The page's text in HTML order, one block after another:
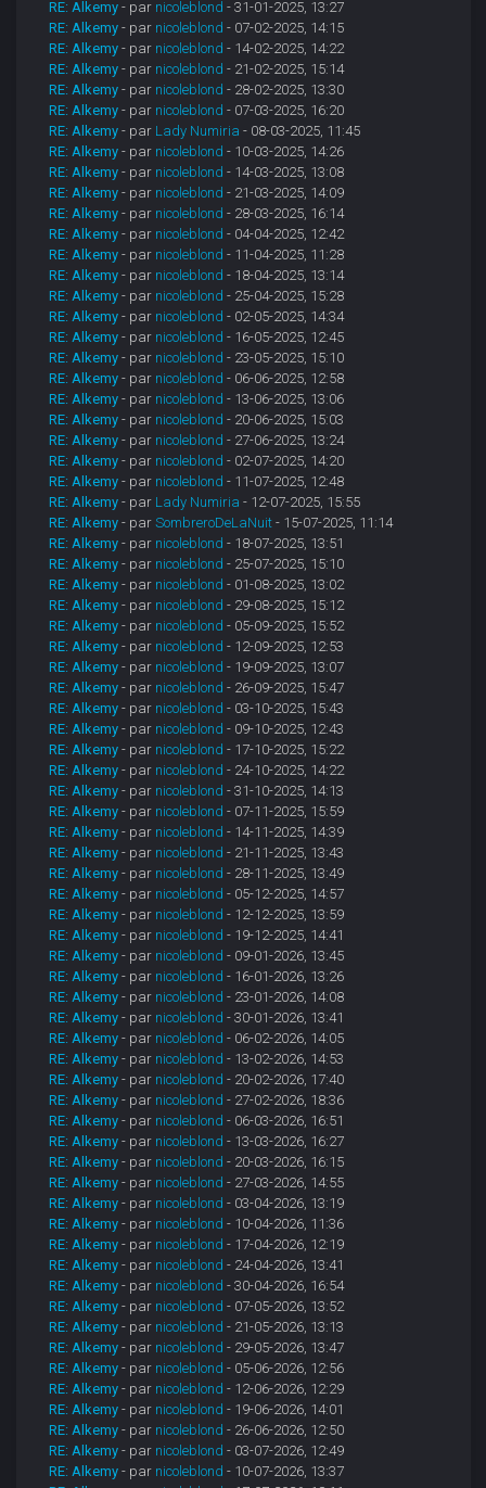
RE: Alkemy - par nicoleblond - 31-01-2025, 13:27
RE: Alkemy - par nicoleblond - 07-02-2025, 14:15
RE: Alkemy - par nicoleblond - 14-02-2025, 14:22
RE: Alkemy - par nicoleblond - 21-02-2025, 15:14
RE: Alkemy - par nicoleblond - 28-02-2025, 13:30
RE: Alkemy - par nicoleblond - 07-03-2025, 16:20
RE: Alkemy - par Lady Numiria - 08-03-2025, 11:45
RE: Alkemy - par nicoleblond - 10-03-2025, 14:26
RE: Alkemy - par nicoleblond - 14-03-2025, 13:08
RE: Alkemy - par nicoleblond - 21-03-2025, 14:09
RE: Alkemy - par nicoleblond - 28-03-2025, 16:14
RE: Alkemy - par nicoleblond - 04-04-2025, 12:42
RE: Alkemy - par nicoleblond - 11-04-2025, 11:28
RE: Alkemy - par nicoleblond - 18-04-2025, 13:14
RE: Alkemy - par nicoleblond - 25-04-2025, 15:28
RE: Alkemy - par nicoleblond - 02-05-2025, 14:34
RE: Alkemy - par nicoleblond - 16-05-2025, 12:45
RE: Alkemy - par nicoleblond - 23-05-2025, 15:10
RE: Alkemy - par nicoleblond - 06-06-2025, 12:58
RE: Alkemy - par nicoleblond - 13-06-2025, 13:06
RE: Alkemy - par nicoleblond - 20-06-2025, 15:03
RE: Alkemy - par nicoleblond - 27-06-2025, 13:24
RE: Alkemy - par nicoleblond - 02-07-2025, 14:20
RE: Alkemy - par nicoleblond - 11-07-2025, 12:48
RE: Alkemy - par Lady Numiria - 12-07-2025, 15:55
RE: Alkemy - parSombreroDeLaNuit - 15-07-2025, 11:14
RE: Alkemy - par nicoleblond - 18-07-2025, 13:51
RE: Alkemy - par nicoleblond - 25-07-2025, 15:10
RE: Alkemy - par nicoleblond - 01-08-2025, 13:02
RE: Alkemy - par nicoleblond - 29-08-2025, 15:12
RE: Alkemy - par nicoleblond - 05-09-2025, 15:52
RE: Alkemy - par nicoleblond - 12-09-2025, 12:53
RE: Alkemy - par nicoleblond - 19-09-2025, 13:07
RE: Alkemy - par nicoleblond - 26-09-2025, 15:47
RE: Alkemy - par nicoleblond - 03-10-2025, 15:43
RE: Alkemy - par nicoleblond - 09-10-2025, 12:43
RE: Alkemy - par nicoleblond - 17-10-2025, 15:22
RE: Alkemy - par nicoleblond - 24-10-2025, 14:22
RE: Alkemy - par nicoleblond - 31-10-2025, 14:13
RE: Alkemy - par nicoleblond - 07-11-2025, 15:59
RE: Alkemy - par nicoleblond - 14-11-2025, 14:39
RE: Alkemy - par nicoleblond - 21-11-2025, 13:43
RE: Alkemy - par nicoleblond - 28-11-2025, 13:49
RE: Alkemy - par nicoleblond - 05-12-2025, 14:57
RE: Alkemy - par nicoleblond - 12-12-2025, 13:59
RE: Alkemy - par nicoleblond - 19-12-2025, 14:41
RE: Alkemy - par nicoleblond - 09-01-2026, 13:45
RE: Alkemy - par nicoleblond - 16-01-2026, 13:26
RE: Alkemy - par nicoleblond - 23-01-2026, 14:08
RE: Alkemy - par nicoleblond - 30-01-2026, 13:41
RE: Alkemy - par nicoleblond - 06-02-2026, 14:05
RE: Alkemy - par nicoleblond - 13-02-2026, 14:53
RE: Alkemy - par nicoleblond - 20-02-2026, 17:40
RE: Alkemy - par nicoleblond - 27-02-2026, 18:36
RE: Alkemy - par nicoleblond - 06-03-2026, 16:51
RE: Alkemy - par nicoleblond - 13-03-2026, 16:27
RE: Alkemy - par nicoleblond - 20-03-2026, 16:15
RE: Alkemy - par nicoleblond - 27-03-2026, 14:55
RE: Alkemy - par nicoleblond - 03-04-2026, 13:19
RE: Alkemy - par nicoleblond - 10-04-2026, 11:36
RE: Alkemy - par nicoleblond - 17-04-2026, 12:19
RE: Alkemy - par nicoleblond - 24-04-2026, 13:41
RE: Alkemy - par nicoleblond - 30-04-2026, 16:54
RE: Alkemy - par nicoleblond - 07-05-2026, 13:52
RE: Alkemy - par nicoleblond - 21-05-2026, 13:13
RE: Alkemy - par nicoleblond - 29-05-2026, 13:47
RE: Alkemy - par nicoleblond - 05-06-2026, 12:56
RE: Alkemy - par nicoleblond - 12-06-2026, 12:29
RE: Alkemy - par nicoleblond - 19-06-2026, 14:01
RE: Alkemy - par nicoleblond - 26-06-2026, 12:50
RE: Alkemy - par nicoleblond - 03-07-2026, 12:49
RE: Alkemy - par nicoleblond - 10-07-2026, 13:37